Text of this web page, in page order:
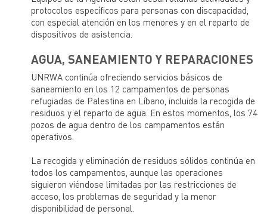
protocolos específicos para personas con discapacidad,
con especial atención en los menores y en el reparto de
dispositivos de asistencia.
AGUA, SANEAMIENTO Y REPARACIONES
UNRWA continúa ofreciendo servicios básicos de
saneamiento en los 12 campamentos de personas
refugiadas de Palestina en Líbano, incluida la recogida de
residuos y el reparto de agua. En estos momentos, los 74
pozos de agua dentro de los campamentos están
operativos.
La recogida y eliminación de residuos sólidos continúa en
todos los campamentos, aunque las operaciones
siguieron viéndose limitadas por las restricciones de
acceso, los problemas de seguridad y la menor
disponibilidad de personal.